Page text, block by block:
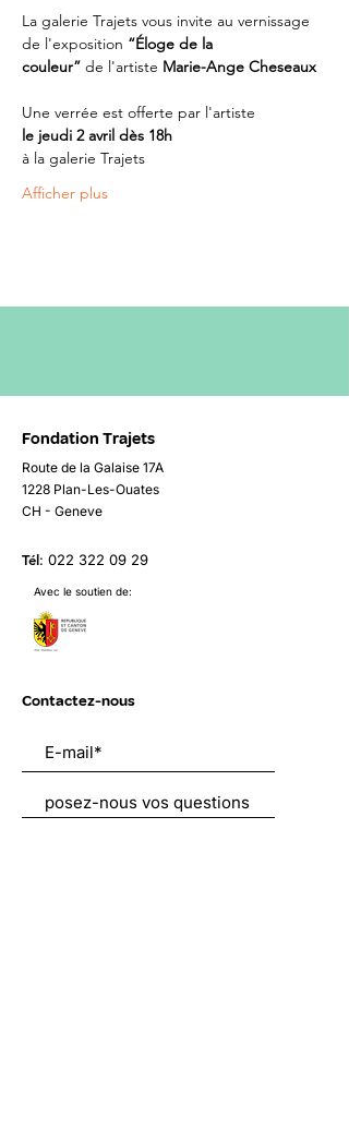
La galerie Trajets vous invite au vernissage
de l'exposition “Éloge de la
couleur” de l'artiste Marie-Ange Cheseaux
Une verrée est offerte par l'artiste
le jeudi 2 avril dès 18h
à la galerie Trajets
Afficher plus
Fondation Trajets
Route de la Galaise 17A
1228 Plan-Les-Ouates
CH - Geneve
Tél: 022 322 09 29
Avec le soutien de:
Contactez-nous